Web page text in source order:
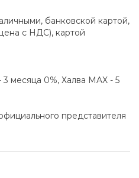
банковской картой,
с НДС), картой
месяца 0%, Халва MAX - 5
представителя